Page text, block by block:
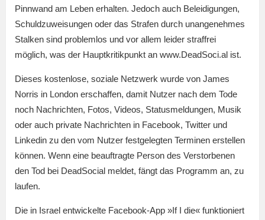
Pinnwand am Leben erhalten. Jedoch auch Beleidigungen,
Schuldzuweisungen oder das Strafen durch unangenehmes
Stalken sind problemlos und vor allem leider straffrei
möglich, was der Hauptkritikpunkt an www.DeadSoci.al ist.
Dieses kostenlose, soziale Netzwerk wurde von James
Norris in London erschaffen, damit Nutzer nach dem Tode
noch Nachrichten, Fotos, Videos, Statusmeldungen, Musik
oder auch private Nachrichten in Facebook, Twitter und
Linkedin zu den vom Nutzer festgelegten Terminen erstellen
können. Wenn eine beauftragte Person des Verstorbenen
den Tod bei DeadSocial meldet, fängt das Programm an, zu
laufen.
Die in Israel entwickelte Facebook-App »If I die« funktioniert